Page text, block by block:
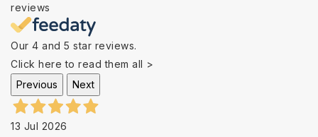
reviews
Our 4 and 5 star reviews.
Click here to read them all >
Previous
Next
13 Jul 2026